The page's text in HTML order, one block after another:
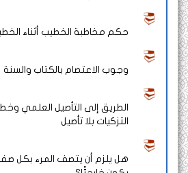
حكم مخاطبة الخطيب أثناء
وجوب الاعتصام بالكتاب والسنة
الطريق إلى التأصيل العلمي
التزكيات بلا تأصيل
هل يلزم أن يتصف المرء بكل